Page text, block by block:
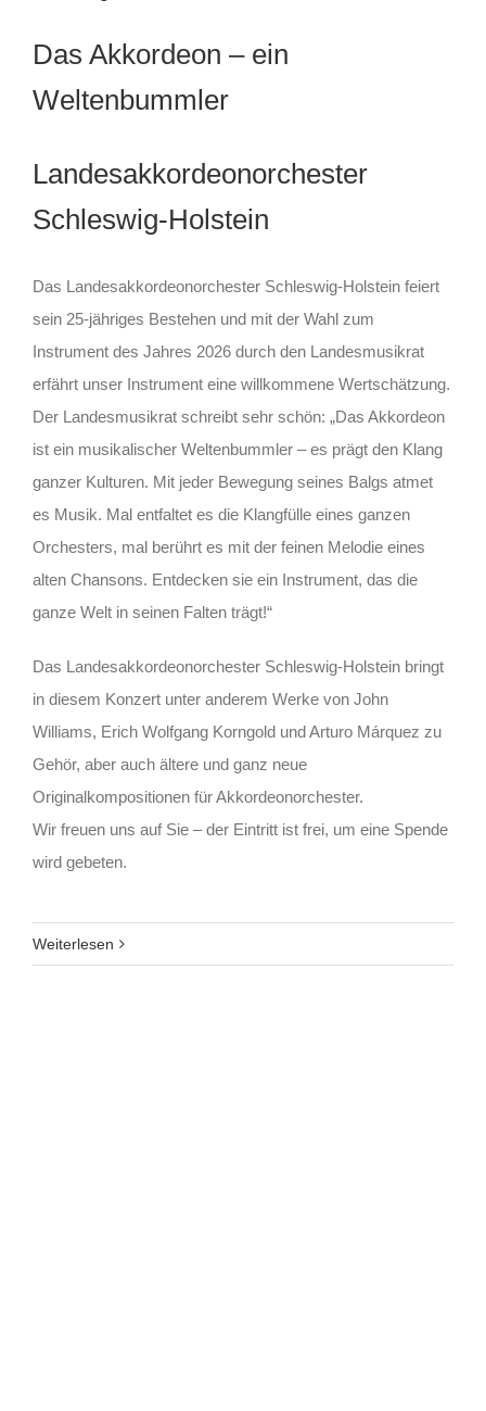
Das Akkordeon – ein
Weltenbummler
Landesakkordeonorchester
Schleswig-Holstein
Das Landesakkordeonorchester Schleswig-Holstein feiert
sein 25-jähriges Bestehen und mit der Wahl zum
Instrument des Jahres 2026 durch den Landesmusikrat
erfährt unser Instrument eine willkommene Wertschätzung.
Der Landesmusikrat schreibt sehr schön: „Das Akkordeon
ist ein musikalischer Weltenbummler – es prägt den Klang
ganzer Kulturen. Mit jeder Bewegung seines Balgs atmet
es Musik. Mal entfaltet es die Klangfülle eines ganzen
Orchesters, mal berührt es mit der feinen Melodie eines
alten Chansons. Entdecken sie ein Instrument, das die
ganze Welt in seinen Falten trägt!“
Das Landesakkordeonorchester Schleswig-Holstein bringt
in diesem Konzert unter anderem Werke von John
Williams, Erich Wolfgang Korngold und Arturo Márquez zu
Gehör, aber auch ältere und ganz neue
Originalkompositionen für Akkordeonorchester.
Wir freuen uns auf Sie – der Eintritt ist frei, um eine Spende
wird gebeten.
Weiterlesen